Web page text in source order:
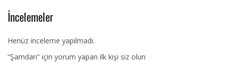
İncelemeler
Henüz inceleme yapılmadı.
“Şamdan” için yorum yapan ilk kişi siz olun